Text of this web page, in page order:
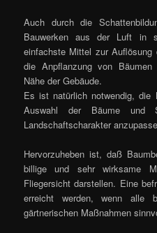
Auch durch die
Bauwerken aus der Luft in
einfachste Mittel zur
die Anpflanzung von
Nähe der Gebäude.
Es ist natürlich notwendig, die
Auswahl der Bäume und
Landschaftscharakter
Hervorzuheben ist, daß
billige und sehr wirksame
Fliegersicht darstellen. Eine
erreicht werden, wenn alle
gärtnerischen Maßnahmen